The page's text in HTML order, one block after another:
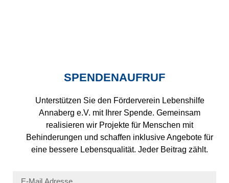
SPENDENAUFRUF
Unterstützen Sie den Förderverein Lebenshilfe
Annaberg e.V. mit Ihrer Spende. Gemeinsam
realisieren wir Projekte für Menschen mit
Behinderungen und schaffen inklusive Angebote für
eine bessere Lebensqualität. Jeder Beitrag zählt.